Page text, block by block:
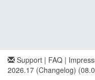
Support | FAQ |
2026.17 (Changelog)